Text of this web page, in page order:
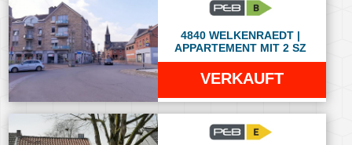
4840 WELKENRAEDT |
APPARTEMENT MIT 2 SZ
VERKAUFT